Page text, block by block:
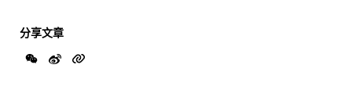
分享文章